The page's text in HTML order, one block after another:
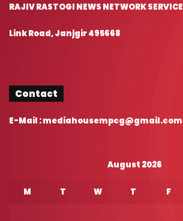
RAJIV RASTOGI NEWS NETWORK SERVICE
Link Road, Janjgir 495668
Contact
E-Mail : mediahousempcg@gmail.com
August 2026
M T W T F